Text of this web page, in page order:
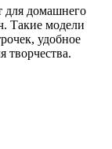
домашнего
Такие модели
удобное
творчества.